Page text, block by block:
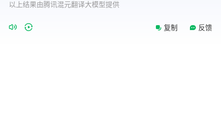
以上结果由腾讯混元翻译大模型提供
复制 反馈